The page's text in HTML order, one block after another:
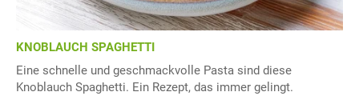
KNOBLAUCH SPAGHETTI
Eine schnelle und geschmackvolle Pasta sind diese
Knoblauch Spaghetti. Ein Rezept, das immer gelingt.